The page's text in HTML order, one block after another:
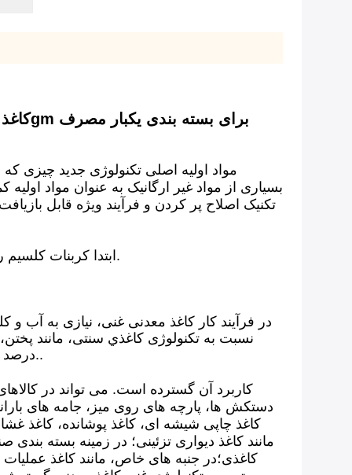
کاغذ معدنی غنی بازیافت شده ضد آب مقاوم در برابر اشک کاغذ سنگ دوستانه زیست محیطی 40-100gm برای بسته بندی یکبار مصرف
مواد اولیه اصلی تکنولوژی جدید چیزی
بسیاری از مواد غیر ارگانیک به عنوان مواد
تکنیک اصلاح پر کردن و فرآیند ویژه قابل
ابتدا کربنات کلسیم را از سنگ آهک استخراج کنید و سپس مواد معدنی را به پودر فوق العاده نازک 1500-2500 با کلسیم بالا خرد کنید.
در فرآیند کار کاغذ معدنی غنی، نیازی به آب و
درصد کمتر و قیمت آن ۱۰ تا ۲۰ درصد کمتر از کاغذ سنتی است زیرا مواد اولیه اصلی آن آرد معدنی ارزان قیمت است..
کاربرد آن گسترده است. می تواند در
دستکش ها، پارچه های روی میز، جامه های
کاغذ چاپی شیشه ای، کاغذ پوشانده، کاغذ
مانند کاغذ دیواری تزئینی؛ در زمینه بسته
کاغذی؛در جنبه های خاص، مانند کاغذ